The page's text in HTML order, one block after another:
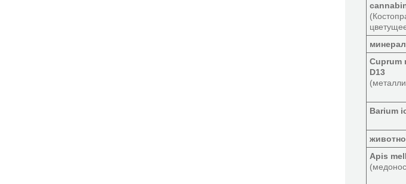
Cuprum
D13
Barium
Apis